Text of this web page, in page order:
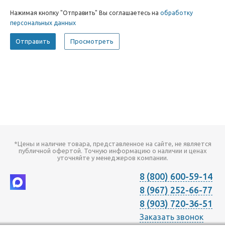
Нажимая кнопку "Отправить" Вы соглашаетесь на обработку
персональных данных
*Цены и наличие товара, представленное на сайте, не является
публичной офертой. Точную информацию о наличии и ценах
уточняйте у менеджеров компании.
8 (800) 600-59-14
8 (967) 252-66-77
8 (903) 720-36-51
Заказать звонок